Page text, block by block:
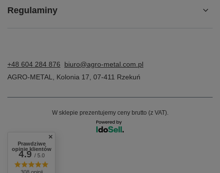
Regulaminy
+48 604 284 876
biuro@agro-metal.com.pl
AGRO-METAL
Kolonia 17 07-411 Rzekuń
W sklepie prezentujemy ceny brutto (z VAT).
Prawdziwe
opinie klientów
4.9/ 5.0